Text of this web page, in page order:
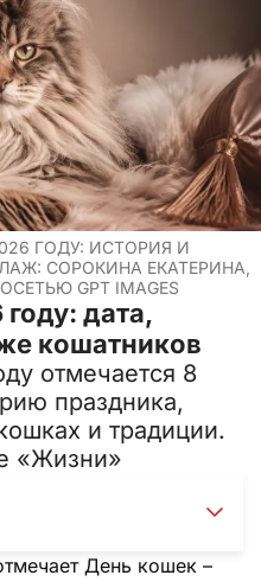
ГОДУ: ИСТОРИЯ И
СОРОКИНА ЕКАТЕРИНА,
GPT IMAGES
дата,
кошатников
отмечается 8
праздника,
и традиции.
«Жизни»
День кошек –